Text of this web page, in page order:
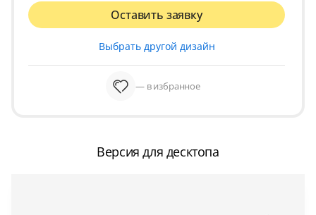
Оставить заявку
Выбрать другой дизайн
— в избранное
Версия для десктопа